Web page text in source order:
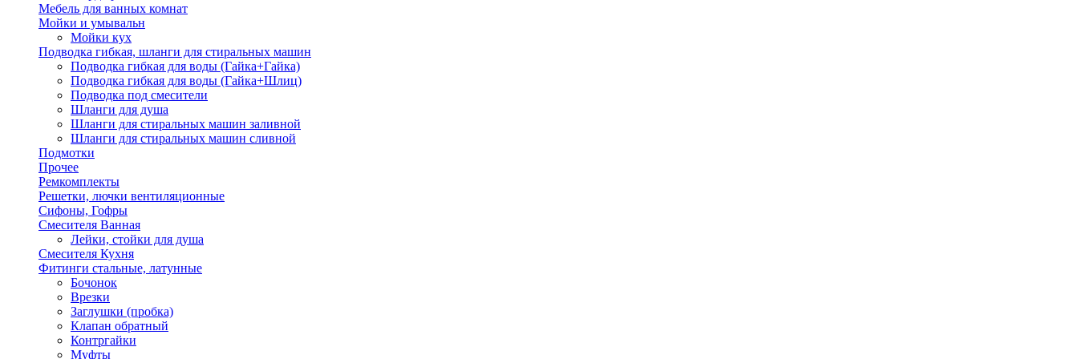
Мебель для ванных комнат
Мойки и умывальн
Мойки кух
Подводка гибкая, шланги для стиральных машин
Подводка гибкая для воды (Гайка+Гайка)
Подводка гибкая для воды (Гайка+Шлиц)
Подводка под смесители
Шланги для душа
Шланги для стиральных машин заливной
Шланги для стиральных машин сливной
Подмотки
Прочее
Ремкомплекты
Решетки, лючки вентиляционные
Сифоны, Гофры
Смесителя Ванная
Лейки, стойки для душа
Смесителя Кухня
Фитинги стальные, латунные
Бочонок
Врезки
Заглушки (пробка)
Клапан обратный
Контргайки
Муфты